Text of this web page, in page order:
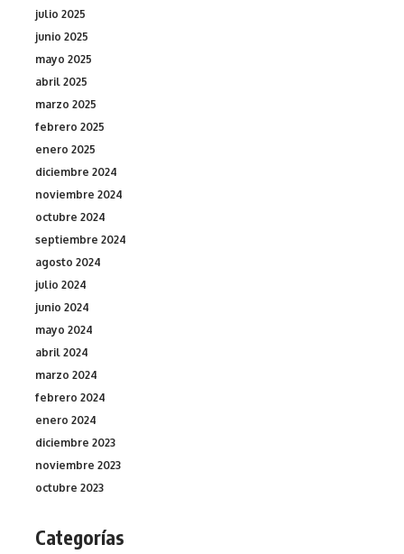
julio 2025
junio 2025
mayo 2025
abril 2025
marzo 2025
febrero 2025
enero 2025
diciembre 2024
noviembre 2024
octubre 2024
septiembre 2024
agosto 2024
julio 2024
junio 2024
mayo 2024
abril 2024
marzo 2024
febrero 2024
enero 2024
diciembre 2023
noviembre 2023
octubre 2023
Categorías